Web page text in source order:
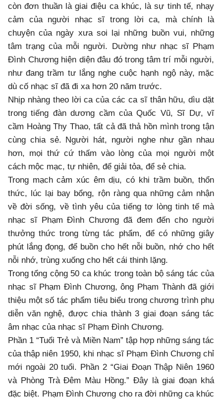
còn đơn thuần là giai điệu ca khúc, là sự tinh tế, nhạy
cảm của người nhạc sĩ trong lời ca, mà chính là
chuyện của ngày xưa soi lại những buồn vui, những
tâm trạng của mỗi người. Dường như nhạc sĩ Phạm
Đình Chương hiện diện đâu đó trong tâm trí mỗi người,
như đang trầm tư lắng nghe cuộc hạnh ngộ này, mặc
dù cố nhạc sĩ đã đi xa hơn 20 năm trước.
Nhịp nhàng theo lời ca của các ca sĩ thân hữu, dìu dặt
trong tiếng đàn dương cầm của Quốc Vũ, Sĩ Dự, vĩ
cầm Hoàng Thy Thao, tất cả đã thả hồn mình trong tận
cùng chia sẻ. Người hát, người nghe như gần nhau
hơn, mọi thứ cứ thấm vào lòng của mọi người một
cách mộc mạc, tự nhiên, để giải tỏa, để sẻ chia.
Trong mạch cảm xúc êm dịu, có khi trầm buồn, thổn
thức, lúc lại bay bổng, rộn ràng qua những cảm nhận
về đời sống, về tình yêu của tiếng tơ lòng tinh tế mà
nhạc sĩ Phạm Đình Chương đã đem đến cho người
thưởng thức trong từng tác phẩm, để có những giây
phút lắng đọng, để buồn cho hết nỗi buồn, nhớ cho hết
nỗi nhớ, trùng xuống cho hết cái thinh lặng.
Trong tổng cộng 50 ca khúc trong toàn bộ sáng tác của
nhạc sĩ Phạm Đình Chương, ông Phạm Thành đã giới
thiệu một số tác phẩm tiêu biểu trong chương trình phụ
diễn văn nghệ, được chia thành 3 giai đoạn sáng tác
âm nhạc của nhạc sĩ Phạm Đình Chương.
Phần 1 “Tuổi Trẻ và Miền Nam” tập hợp những sáng tác
của thập niên 1950, khi nhạc sĩ Phạm Đình Chương chỉ
mới ngoài 20 tuổi. Phần 2 “Giai Đoạn Thập Niên 1960
và Phòng Trà Đêm Màu Hồng.” Đây là giai đoạn khá
đặc biệt. Phạm Đình Chương cho ra đời những ca khúc